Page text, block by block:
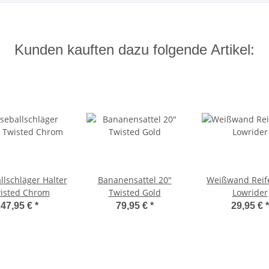
Kunden kauften dazu folgende Artikel:
Halter
Chrom
47,95 € *
Bananensattel 20"
Twisted Gold
79,95 € *
Weißwand
Lowrider
29,95 € *